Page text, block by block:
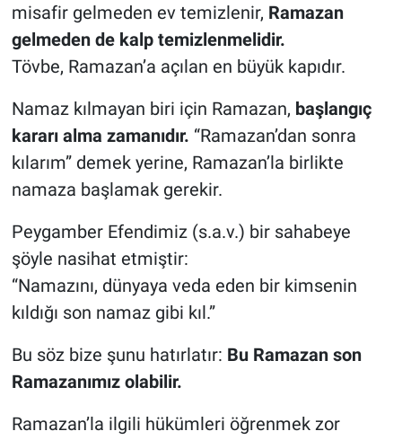
misafir gelmeden ev temizlenir, Ramazan
gelmeden de kalp temizlenmelidir.
Tövbe, Ramazan’a açılan en büyük kapıdır.
Namaz kılmayan biri için Ramazan, başlangıç
kararı alma zamanıdır. “Ramazan’dan sonra
kılarım” demek yerine, Ramazan’la birlikte
namaza başlamak gerekir.
Peygamber Efendimiz (s.a.v.) bir sahabeye
şöyle nasihat etmiştir:
“Namazını, dünyaya veda eden bir kimsenin
kıldığı son namaz gibi kıl.”
Bu söz bize şunu hatırlatır: Bu Ramazan son
Ramazanımız olabilir.
Ramazan’la ilgili hükümleri öğrenmek zor